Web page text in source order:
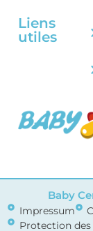
Liens
utiles
Baby
Impressum
Protection des